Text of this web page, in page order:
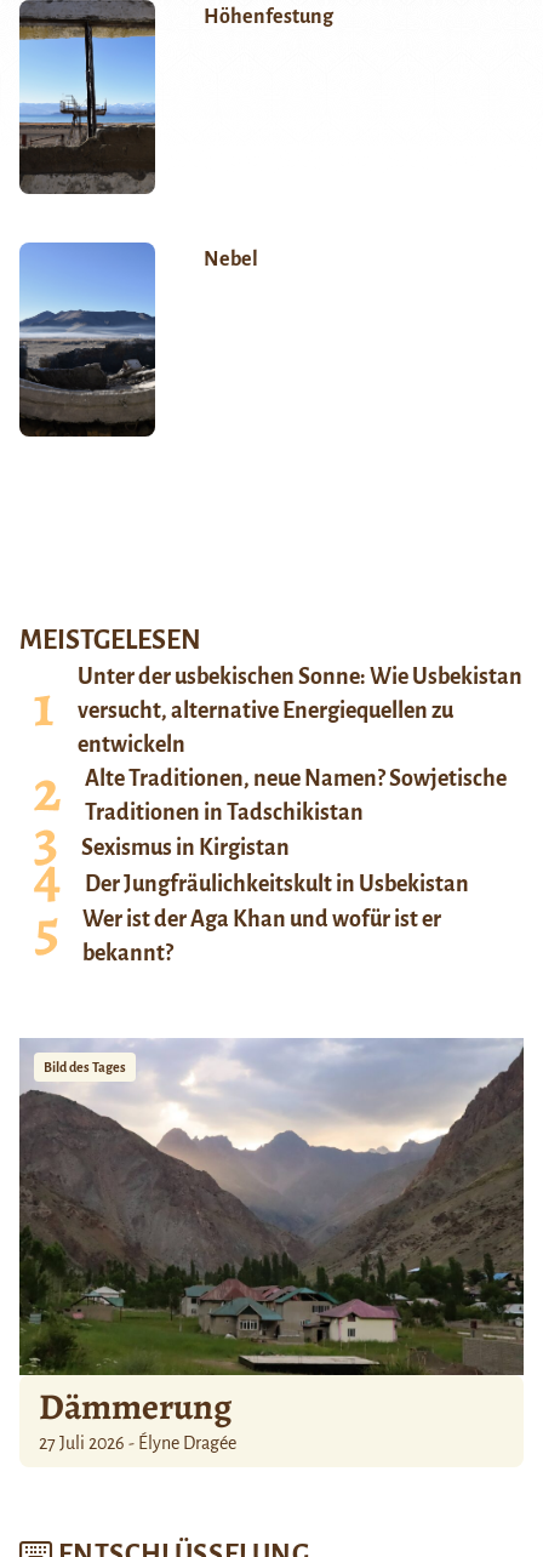
Höhenfestung
Nebel
MEISTGELESEN
Unter der usbekischen Sonne: Wie Usbekistan
versucht, alternative Energiequellen zu
entwickeln
Alte Traditionen, neue Namen? Sowjetische
Traditionen in Tadschikistan
Sexismus in Kirgistan
Der Jungfräulichkeitskult in Usbekistan
Wer ist der Aga Khan und wofür ist er
bekannt?
Bild des Tages
Dämmerung
27 Juli 2026 - Élyne Dragée